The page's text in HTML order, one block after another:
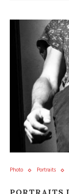
Photo Portraits
PORTRAITS